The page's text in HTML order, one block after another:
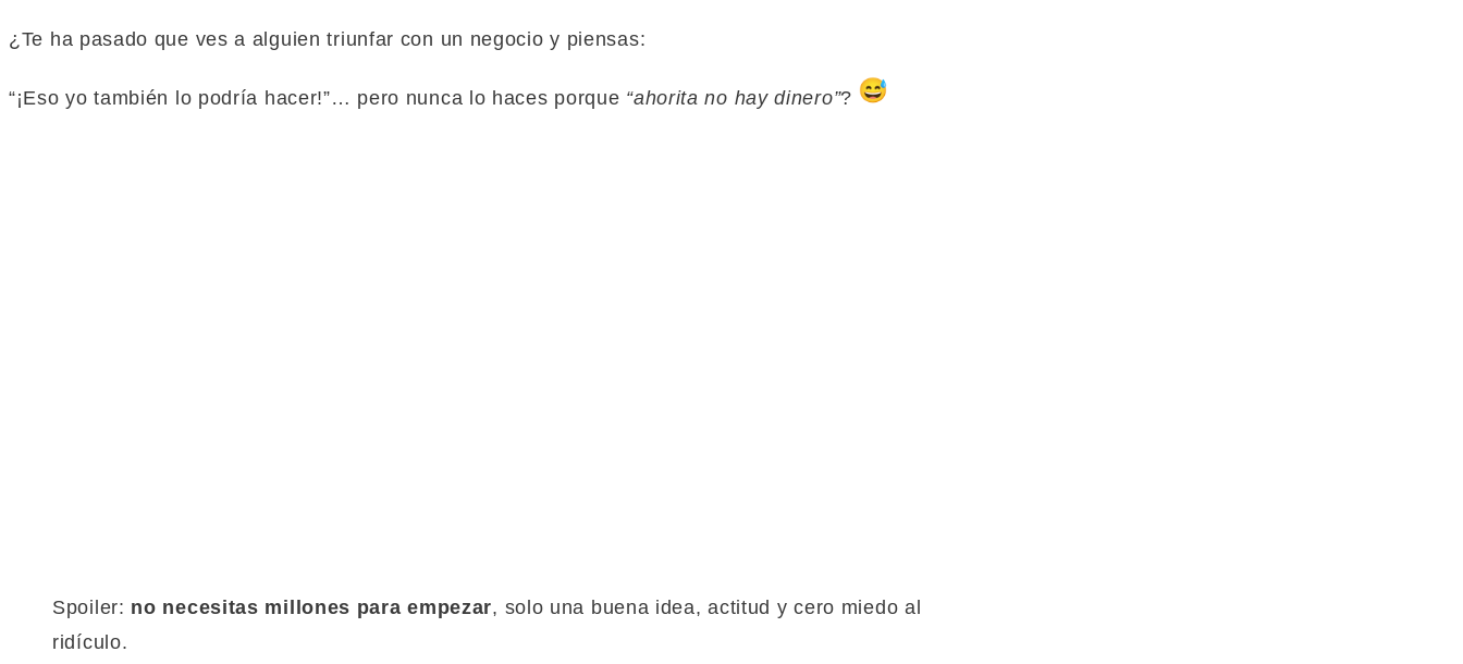
¿Te ha pasado que ves a alguien triunfar con un negocio y piensas:
“¡Eso yo también lo podría hacer!”… pero nunca lo haces porque “ahorita no hay dinero”?
Spoiler: no necesitas millones para empezar, solo una buena idea, actitud y cero miedo al
ridículo.